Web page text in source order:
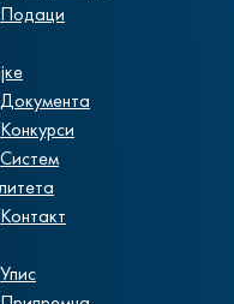
Подаци
Документа
Конкурси
Систем
Контакт
Упис